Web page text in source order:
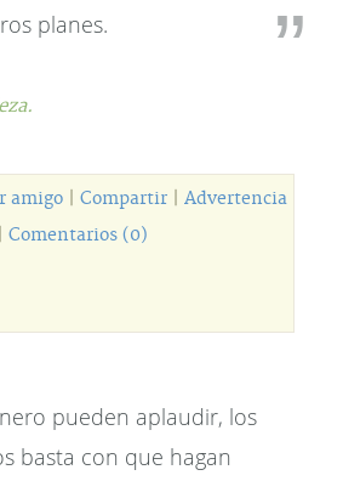
planes.
amigo| Compartir| Advertencia
Comentarios (0)
pueden aplaudir, los
basta con que hagan